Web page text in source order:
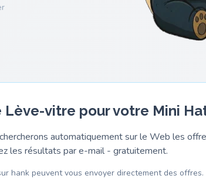
vitre pour votre Mini
automatiquement sur le Web les
les résultats par e-mail - gratuitement.
hank peuvent vous envoyer directement des offres.